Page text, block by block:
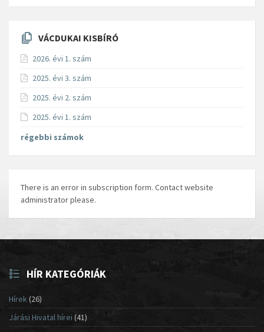
VÁCDUKAI KISBÍRÓ
2026. évi 1. szám
2025. évi 3. szám
2025. évi 2. szám
2025. évi 1. szám
régebbi számok
There is an error in subscription form. Contact website
administrator please.
HÍR KATEGÓRIÁK
Hírek(26)
Járási Hivatal hírei (41)